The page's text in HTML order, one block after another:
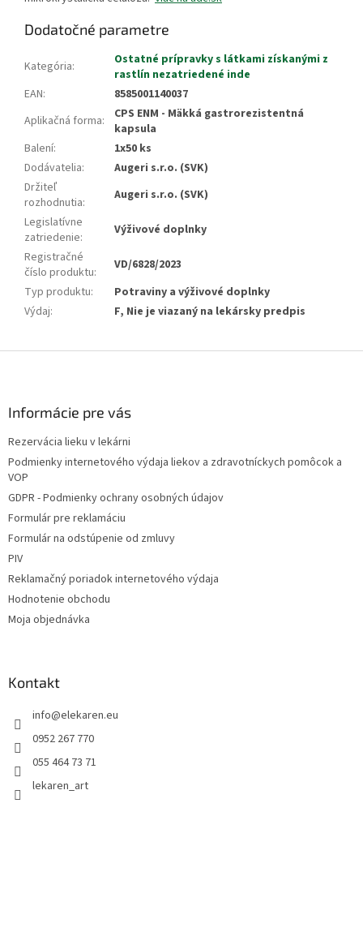
Dodatočné parametre
Kategória:
Ostatné prípravky s látkami získanými z
rastlín nezatriedené inde
EAN:
8585001140037
Aplikačná forma:
CPS ENM - Mäkká gastrorezistentná
kapsula
Balení:
1x50 ks
Dodávatelia:
Augeri s.r.o. (SVK)
Držiteľ
rozhodnutia:
Augeri s.r.o. (SVK)
Legislatívne
zatriedenie:
Výživové doplnky
Registračné
číslo produktu:
VD/6828/2023
Typ produktu:
Potraviny a výživové doplnky
Výdaj: F, Nie je viazaný na lekársky predpis
Informácie pre vás
Rezervácia lieku v lekárni
Podmienky internetového výdaja liekov a zdravotníckych pomôcok a
VOP
GDPR - Podmienky ochrany osobných údajov
Formulár pre reklamáciu
Formulár na odstúpenie od zmluvy
PIV
Reklamačný poriadok internetového výdaja
Hodnotenie obchodu
Moja objednávka
Kontakt
info@elekaren.eu
0952 267 770
055 464 73 71
lekaren_art